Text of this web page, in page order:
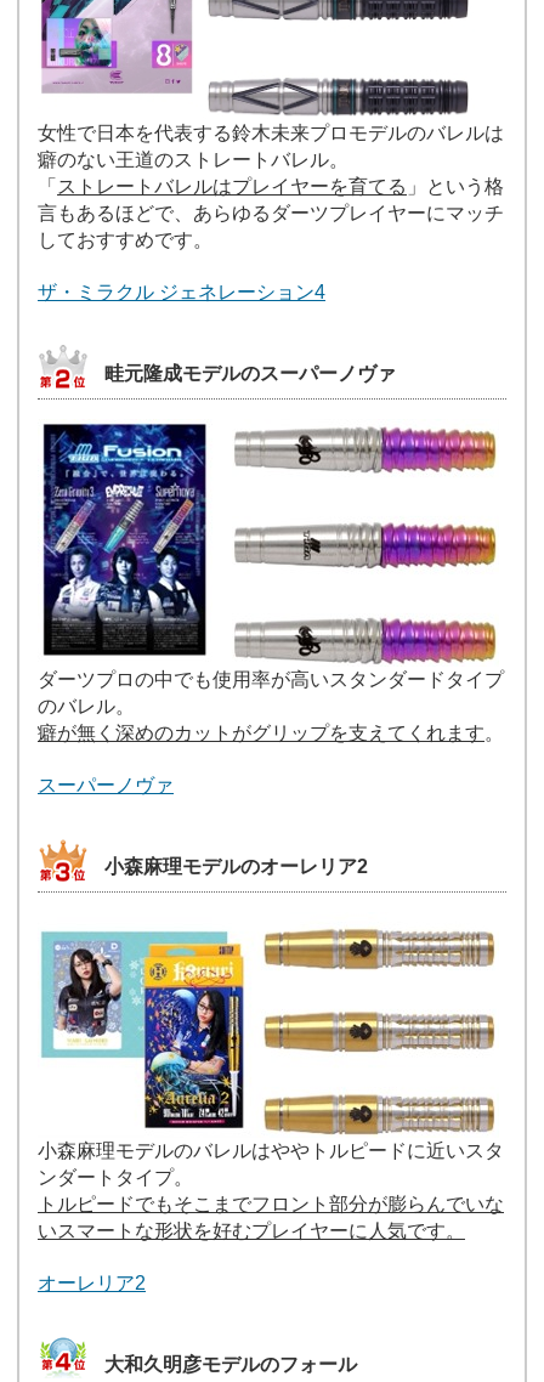
女性で日本を代表する鈴木未来プロモデルのバレルは
癖のない王道のストレートバレル。
「 ストレートバレルはプレイヤーを育てる 」という格
言もあるほどで、あらゆるダーツプレイヤーにマッチ
しておすすめです。
ザ・ミラクル ジェネレーション4
畦元隆成モデルのスーパーノヴァ
ダーツプロの中でも使用率が高いスタンダードタイプ
のバレル。
癖が無く深めのカットがグリップを支えてくれます。
スーパーノヴァ
小森麻理モデルのオーレリア2
小森麻理モデルのバレルはややトルピードに近いスタ
ンダートタイプ。
トルピードでもそこまでフロント部分が膨らんでいな
いスマートな形状を好むプレイヤーに人気です。
オーレリア2
大和久明彦モデルのフォール